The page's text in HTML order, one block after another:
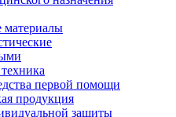
материалы
первой помощи
продукция
защиты